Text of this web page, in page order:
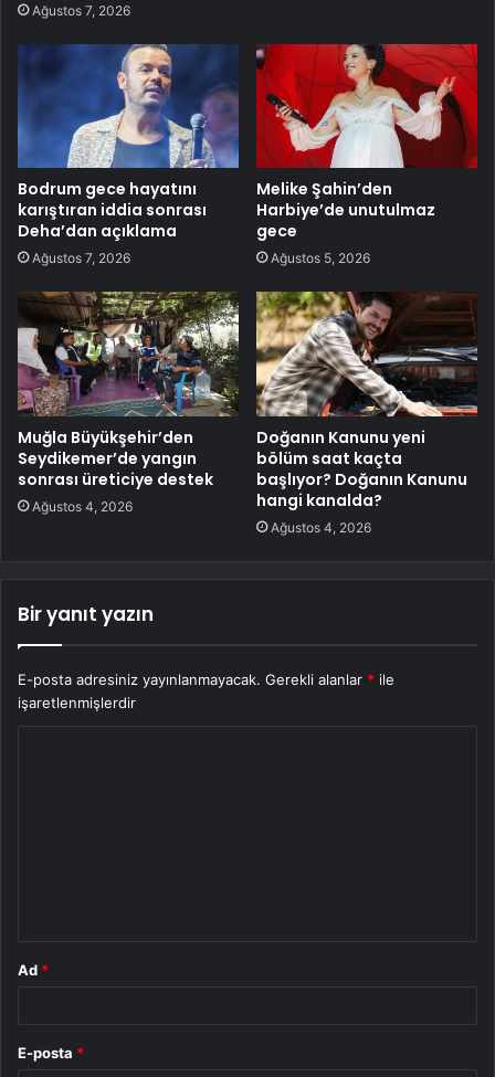
Ağustos 7, 2026
Bodrum gece hayatını
karıştıran iddia sonrası
Deha’dan açıklama
Ağustos 7, 2026
Melike Şahin’den
Harbiye’de unutulmaz
gece
Ağustos 5, 2026
Muğla Büyükşehir’den
Seydikemer’de yangın
sonrası üreticiye destek
Ağustos 4, 2026
Doğanın Kanunu yeni
bölüm saat kaçta
başlıyor? Doğanın Kanunu
hangi kanalda?
Ağustos 4, 2026
Bir yanıt yazın
E-posta adresiniz yayınlanmayacak. Gerekli alanlar * ile
işaretlenmişlerdir
Ad *
E-posta *